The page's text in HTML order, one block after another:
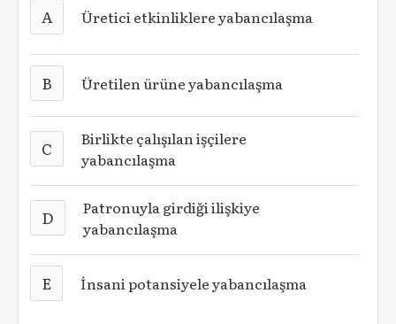
A Üretici etkinliklere yabancılaşma
B Üretilen ürüne yabancılaşma
C
Birlikte çalışılan işçilere
yabancılaşma
D
Patronuyla girdiği ilişkiye
yabancılaşma
E İnsani potansiyele yabancılaşma